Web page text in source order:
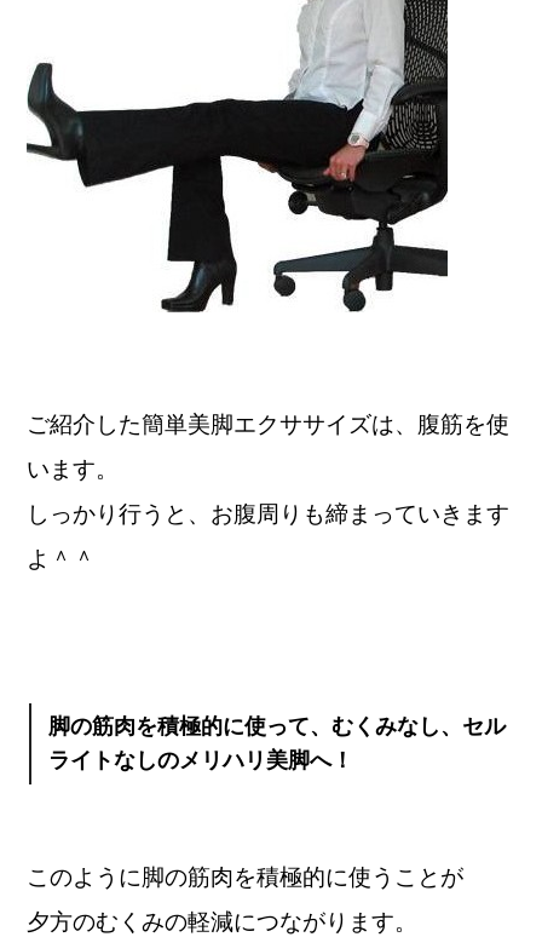
ご紹介した簡単美脚エクササイズは、腹筋を使
います。
しっかり行うと、お腹周りも締まっていきます
よ＾＾
脚の筋肉を積極的に使って、むくみなし、セル
ライトなしのメリハリ美脚へ！
このように脚の筋肉を積極的に使うことが
夕方のむくみの軽減につながります。